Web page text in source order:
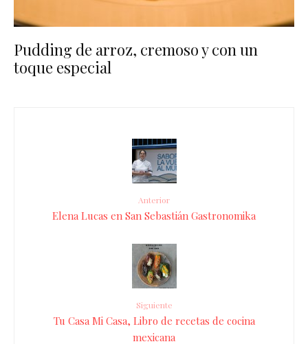
Pudding de arroz, cremoso y con un
toque especial
Anterior
Elena Lucas en San Sebastián Gastronomika
Siguiente
Tu Casa Mi Casa, Libro de recetas de cocina
mexicana